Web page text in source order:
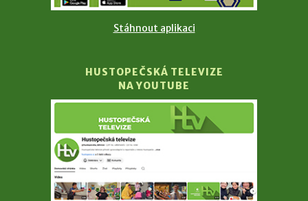
Stáhnout aplikaci
HUSTOPEČSKÁ TELEVIZE
NA YOUTUBE